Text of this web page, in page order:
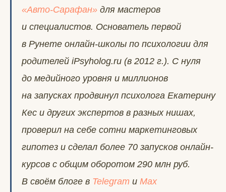
«Авто-Сарафан» для мастеров
и специалистов. Основатель первой
в Рунете онлайн-школы по психологии для
родителей iPsyholog.ru (в 2012 г.). С нуля
до медийного уровня и миллионов
на запусках продвинул психолога Екатерину
Кес и других экспертов в разных нишах,
проверил на себе сотни маркетинговых
гипотез и сделал более 70 запусков онлайн-
курсов с общим оборотом 290 млн руб.
В своём блоге в Telegram и Max